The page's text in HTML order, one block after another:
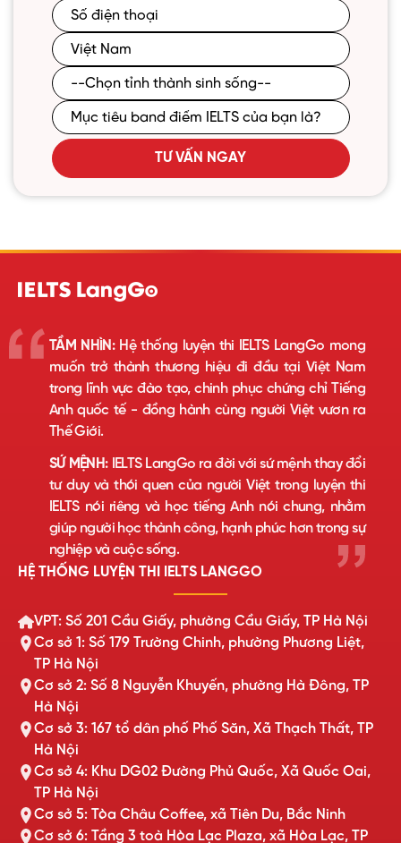
TƯ VẤN NGAY
TẦM NHÌN:Hệ thống luyện thi IELTS LangGo mong
muốn trở thành thương hiệu đi đầu tại Việt Nam
trong lĩnh vực đào tạo, chinh phục chứng chỉ Tiếng
Anh quốc tế - đồng hành cùng người Việt vươn ra
Thế Giới.
SỨ MỆNH:IELTS LangGo ra đời với sứ mệnh thay đổi
tư duy và thói quen của người Việt trong luyện thi
IELTS nói riêng và học tiếng Anh nói chung, nhằm
giúp người học thành công, hạnh phúc hơn trong sự
nghiệp và cuộc sống.
HỆ THỐNG LUYỆN THI IELTS LANGGO
VPT: Số 201 Cầu Giấy, phường Cầu Giấy, TP Hà Nội
Cơ sở 1: Số 179 Trường Chinh, phường Phương Liệt,
TP Hà Nội
Cơ sở 2: Số 8 Nguyễn Khuyến, phường Hà Đông, TP
Hà Nội
Cơ sở 3: 167 tổ dân phố Phố Săn, Xã Thạch Thất, TP
Hà Nội
Cơ sở 4: Khu DG02 Đường Phủ Quốc, Xã Quốc Oai,
TP Hà Nội
Cơ sở 5: Tòa Châu Coffee, xã Tiên Du, Bắc Ninh
Cơ sở 6: Tầng 3 toà Hòa Lạc Plaza, xã Hòa Lạc, TP